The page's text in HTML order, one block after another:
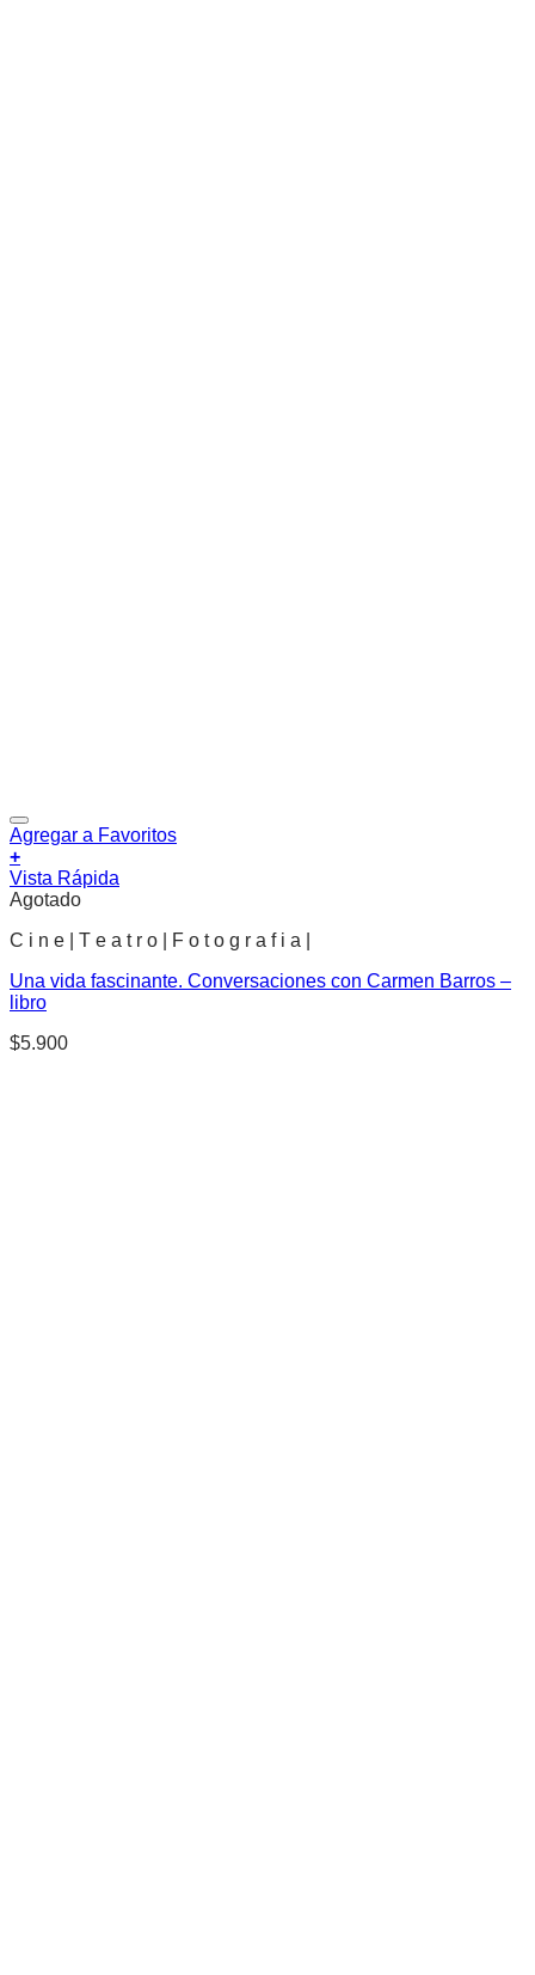
Agregar a Favoritos
+
Vista Rápida
Agotado
C i n e | T e a t r o | F o t o g r a f i a |
Una vida fascinante. Conversaciones con Carmen Barros –
libro
$5.900